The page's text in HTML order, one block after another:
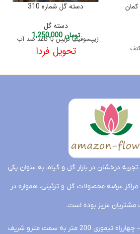
دسته گل شماره 310
دسته گل
تومان1,250,000
ژیپسوفیلیا تزیین با کاغذ ضد آب
تحویل فردا
آمازون با ۲۰ سال تجربه درخشان در بازار گل و گیاه، به عنوان یکی
مراکز عرضه محصولات گل و تزئینی، همواره در
عزیز بوده است.
: تهران – طرشت – چهارراه تیموری 200 متر به سمت مترو شریف